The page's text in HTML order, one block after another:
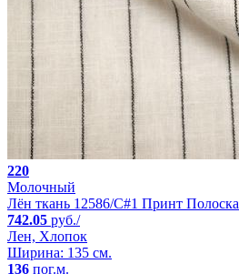
220
Молочный
Лён ткань 12586/C#1 Принт Полоска
742.05 руб./
Лен, Хлопок
Ширина: 135 см.
136 пог.м.